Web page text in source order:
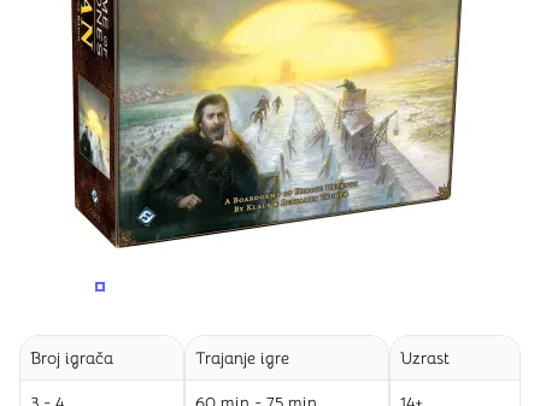
PROMENITE UGAO GLEDANJA
Broj igrača Trajanje igre Uzrast